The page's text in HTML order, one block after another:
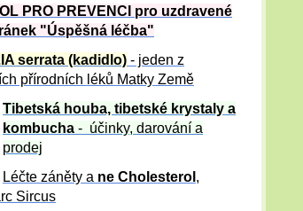
PRO PREVENCI pro uzdravené
"Úspěšná léčba"
serrata (kadidlo) - jeden z
přírodních léků Matky Země
Tibetská houba, tibetské krystaly a
kombucha - účinky, darování a
prodej
Léčte záněty a ne Cholesterol ,
Sircus